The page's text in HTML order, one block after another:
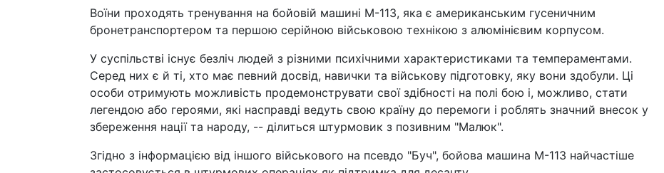
Воїни проходять тренування на бойовій машині М-113, яка є американським гусеничним
бронетранспортером та першою серійною військовою технікою з алюмінієвим корпусом.
У суспільстві існує безліч людей з різними психічними характеристиками та темпераментами.
Серед них є й ті, хто має певний досвід, навички та військову підготовку, яку вони здобули. Ці
особи отримують можливість продемонструвати свої здібності на полі бою і, можливо, стати
легендою або героями, які насправді ведуть свою країну до перемоги і роблять значний внесок у
збереження нації та народу, -- ділиться штурмовик з позивним "Малюк".
Згідно з інформацією від іншого військового на псевдо "Буч", бойова машина М-113 найчастіше